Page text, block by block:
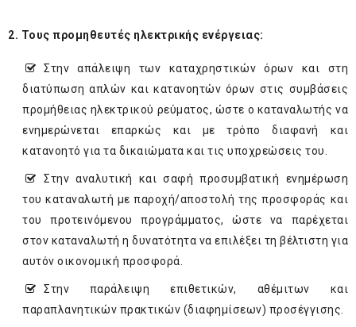
2. Τους προμηθευτές ηλεκτρικής ενέργειας:
Στην απάλειψη των καταχρηστικών όρων και στη
διατύπωση απλών και κατανοητών όρων στις συμβάσεις
προμήθειας ηλεκτρικού ρεύματος, ώστε ο καταναλωτής να
ενημερώνεται επαρκώς και με τρόπο διαφανή και
κατανοητό για τα δικαιώματα και τις υποχρεώσεις του.
Στην αναλυτική και σαφή προσυμβατική ενημέρωση
του καταναλωτή με παροχή/αποστολή της προσφοράς και
του προτεινόμενου προγράμματος, ώστε να παρέχεται
στον καταναλωτή η δυνατότητα να επιλέξει τη βέλτιστη για
αυτόν οικονομική προσφορά.
Στην παράλειψη επιθετικών, αθέμιτων και
παραπλανητικών πρακτικών (διαφημίσεων) προσέγγισης.